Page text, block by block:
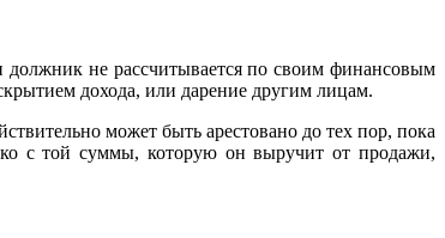
должник не рассчитывается по своим финансовым
дохода, или дарение другим лицам.
может быть арестовано до тех пор, пока
с той суммы, которую он выручит от продажи,